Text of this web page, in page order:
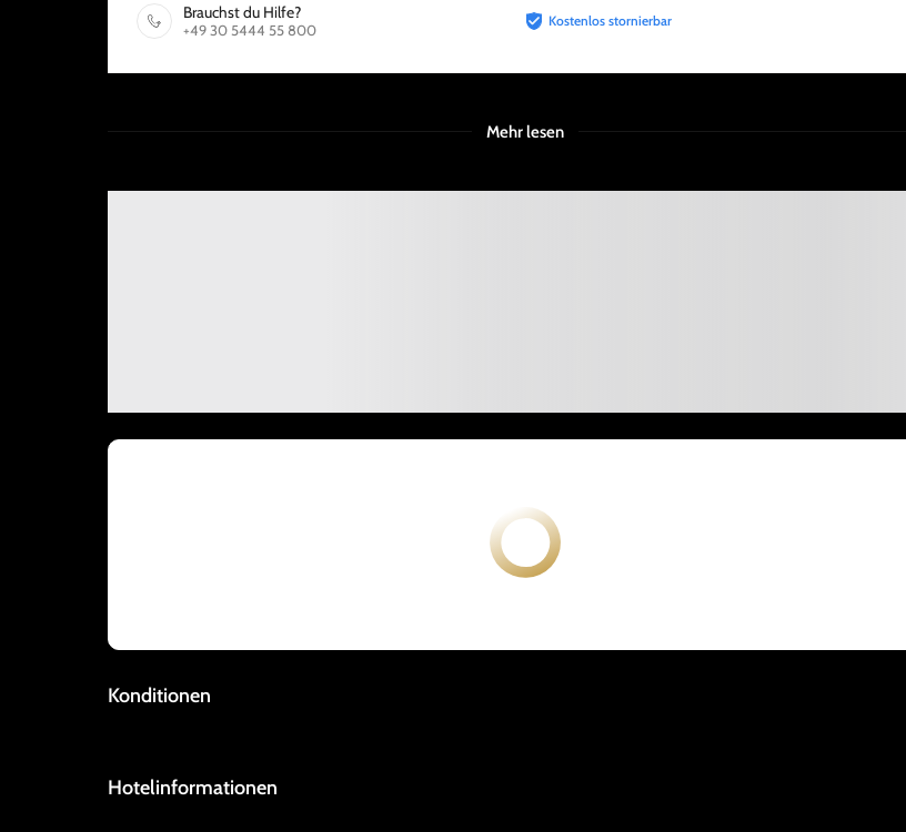
Brauchst du Hilfe?
+49 30 5444 55 800
Kostenlos stornierbar
Mehr lesen
Konditionen
Hotelinformationen